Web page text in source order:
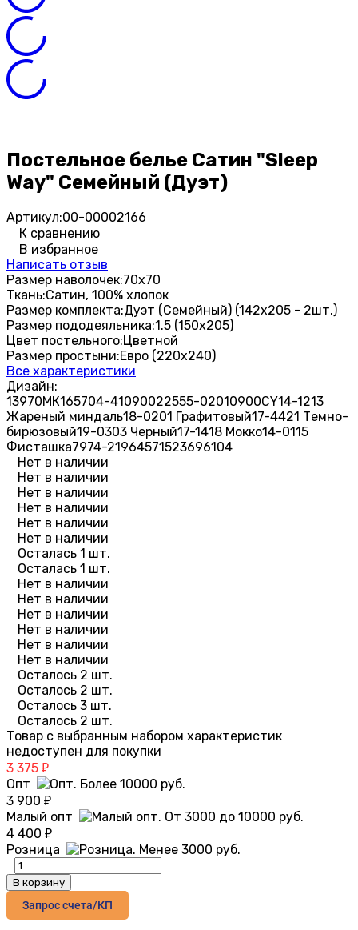
Постельное белье Сатин "Sleep
Way" Семейный (Дуэт)
Артикул:00-00002166
К сравнению
В избранное
Написать отзыв
Размер наволочек:70х70
Ткань:Сатин, 100% хлопок
Размер комплекта:Дуэт (Семейный) (142х205 - 2шт.)
Размер пододеяльника:1.5 (150х205)
Цвет постельного:Цветной
Размер простыни:Евро (220х240)
Все характеристики
Дизайн:
13970МК165704-41090022555-02010900CY14-1213
Жареный миндаль18-0201 Графитовый17-4421 Темно-
бирюзовый19-0303 Черный17-1418 Мокко14-0115
Фисташка7974-21964571523696104
Нет в наличии
Нет в наличии
Нет в наличии
Нет в наличии
Нет в наличии
Нет в наличии
Осталась 1 шт.
Осталась 1 шт.
Нет в наличии
Нет в наличии
Нет в наличии
Нет в наличии
Нет в наличии
Нет в наличии
Осталось 2 шт.
Осталось 2 шт.
Осталось 3 шт.
Осталось 2 шт.
Товар с выбранным набором характеристик
недоступен для покупки
3 375 ₽
Опт
3 900 ₽
Малый опт
4 400 ₽
Розница
В корзину
Запрос счета/КП